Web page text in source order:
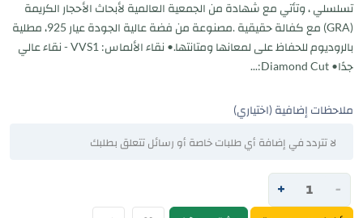
تسلسلي ، وتأتي مع شهادة من الجمعية العالمية لأبحاث الأحجار الكريمة
(GRA) مع كفالة حقيقية .مصنوعة من فضة عالية الجودة عيار 925، مطلية
بالروديوم للحفاظ على لمعانها ومتانتها.• نقاء الألماس: VVS1 - نقاء عالي
جدًا• Diamond Cut:...
ملاحظات إضافية (اختياري)
-
+